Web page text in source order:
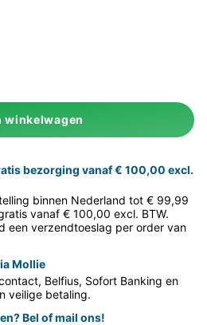
winkelwagen
bezorging vanaf € 100,00 excl.
binnen Nederland tot € 99,99
vanaf € 100,00 excl. BTW.
een verzendtoeslag per order van
Mollie
Belfius, Sofort Banking en
veilige betaling.
Bel of mail ons!